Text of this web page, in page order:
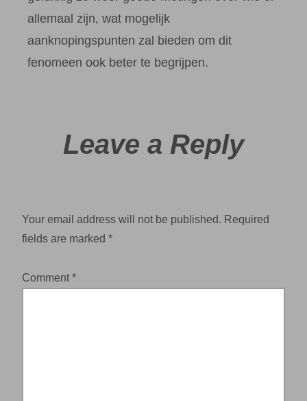
allemaal zijn, wat mogelijk
aanknopingspunten zal bieden om dit
fenomeen ook beter te begrijpen.
Leave a Reply
Your email address will not be published. Required
fields are marked *
Comment *